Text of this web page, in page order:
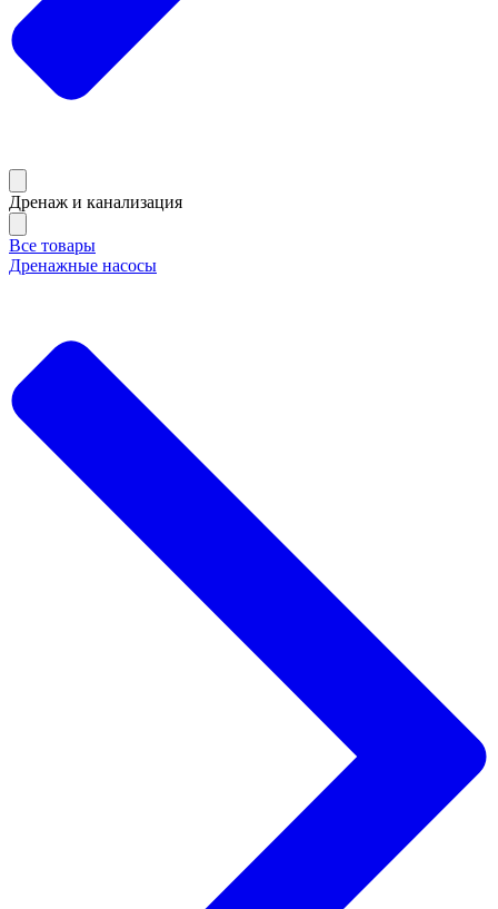
Дренаж и канализация
Все товары
Дренажные насосы